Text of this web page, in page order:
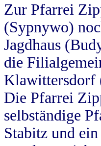
Zur Pfarrei
(Sypnywo)
Jagdhaus
die
Klawittersdorf
Die Pfarrei
selbständige
Stabitz und